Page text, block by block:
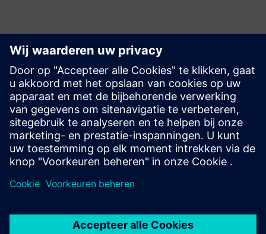
Ontdek bronnen en
gerelateerde producten
Vereisten
Toegang tot de SQL Database